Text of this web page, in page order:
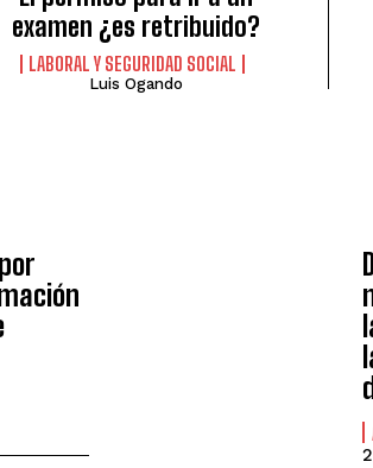
examen ¿es retribuido?
LABORAL Y SEGURIDAD SOCIAL
Luis Ogando